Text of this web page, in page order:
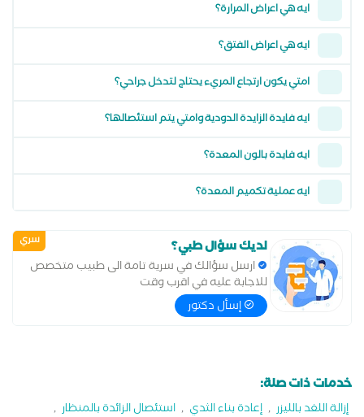
ايه هي اعراض المرارة؟
ايه هي اعراض الفتق؟
امتي يكون ارتجاع المريء يحتاج لتدخل جراحي؟
ايه فايدة الزايدة الدودية وامتي يتم استئصالها؟
ايه فايدة بالون المعدة؟
ايه عملية تكميم المعدة؟
سري لديك سؤال طبي؟
ارسل سؤالك في سرية تامة الى طبيب متخصص
للاجابة عليه في اقرب وقت
إسأل دكتور
خدمات ذات صلة:
إزالة اللغد بالليزر , إعادة بناء الثدي , استئصال الزائدة بالمنظار ,